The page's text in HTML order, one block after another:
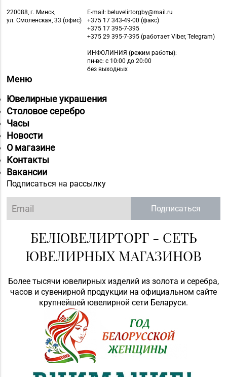
220088, г. Минск,
ул. Смоленская, 33 (офис)
E-mail: beluvelirtorgby@mail.ru
+375 17 343-49-00 (факс)
+375 17 395-7-395
+375 29 395-7-395 (работает Viber, Telegram)
ИНФОЛИНИЯ (режим работы):
пн-вс: с 10:00 до 20:00
без выходных
Меню
Ювелирные украшения
Столовое серебро
Часы
Новости
О магазине
Контакты
Вакансии
Подписаться на рассылку
Подписаться
БЕЛЮВЕЛИРТОРГ - СЕТЬ
ЮВЕЛИРНЫХ МАГАЗИНОВ
Более тысячи ювелирных изделий из золота и серебра,
часов и сувенирной продукции на официальном сайте
крупнейшей ювелирной сети Беларуси.